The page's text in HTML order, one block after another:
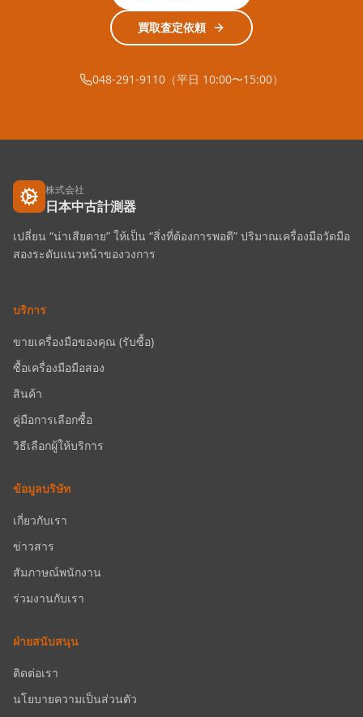
買取査定依頼
048-291-9110（平日 10:00〜15:00）
株式会社
日本中古計測器
เปลี่ยน “น่าเสียดาย” ให้เป็น “สิ่งที่ต้องการพอดี” ปริมาณเครื่องมือวัดมือ
สองระดับแนวหน้าของวงการ
บริการ
ขายเครื่องมือของคุณ (รับซื้อ)
ซื้อเครื่องมือมือสอง
สินค้า
คู่มือการเลือกซื้อ
วิธีเลือกผู้ให้บริการ
ข้อมูลบริษัท
เกี่ยวกับเรา
ข่าวสาร
สัมภาษณ์พนักงาน
ร่วมงานกับเรา
ฝ่ายสนับสนุน
ติดต่อเรา
นโยบายความเป็นส่วนตัว